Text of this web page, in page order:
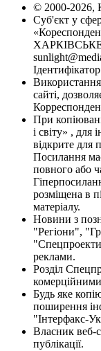
© 2000-2026,
Суб'єкт у
ХАРКІВСЬКЕ
Використання
сайті,
При
і світу» , для
відкрите для
Посилання
повного або
розміщена в
матеріалу.
Новини з
"Регіони",
реклами.
Розділ
Будь яке
поширення
"Інтерфакс-
Власник веб-
публікації.